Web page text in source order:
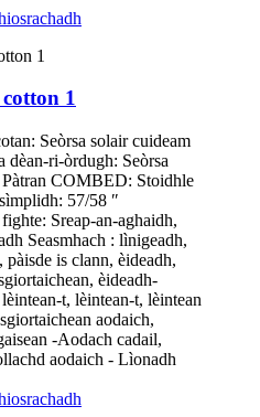
1
Seòrsa solair cuideam
dèan-ri-òrdugh: Seòrsa
COMBED: Stoidhle
57/58 ″
Sreap-an-aghaidh,
Seasmhach : lìnigeadh,
pàisde is clann, èideadh,
èideadh-
t, lèintean-t, lèintean
aodaich,
-Aodach cadail,
aodaich - Lìonadh